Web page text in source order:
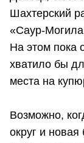
Шахтерский
«Саур-
На этом пока
хватило бы
места на
Возможно,
округ и